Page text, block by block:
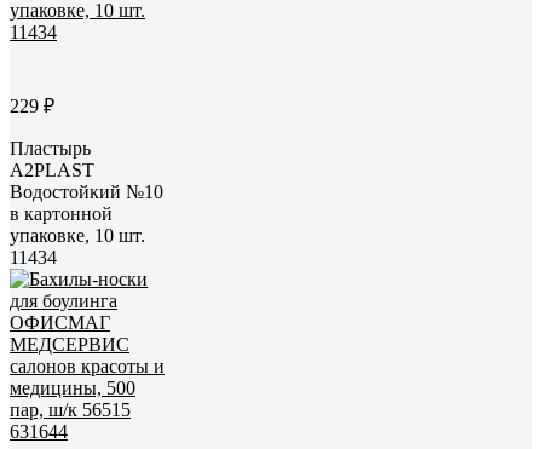
229 ₽
Пластырь
A2PLAST
Водостойкий №10
в картонной
упаковке, 10 шт.
11434